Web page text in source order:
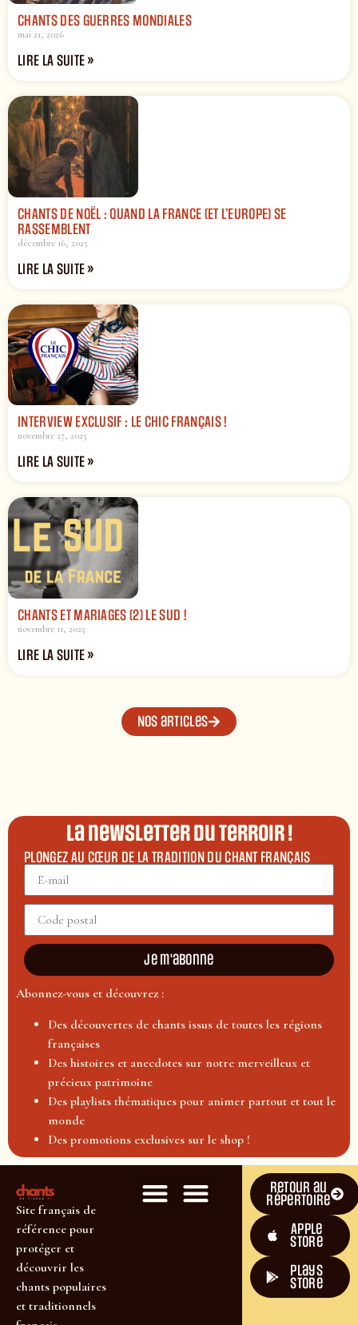
CHANTS DES GUERRES MONDIALES
mai 21, 2026
LIRE LA SUITE »
CHANTS DE NOËL : QUAND LA FRANCE (ET L’EUROPE) SE
RASSEMBLENT
décembre 16, 2025
LIRE LA SUITE »
INTERVIEW EXCLUSIF : LE CHIC FRANÇAIS !
novembre 27, 2025
LIRE LA SUITE »
CHANTS ET MARIAGES (2) LE SUD !
novembre 11, 2025
LIRE LA SUITE »
Nos articles
La newsletter du terroir !
PLONGEZ AU CŒUR DE LA TRADITION DU CHANT FRANÇAIS
Je m'abonne
Abonnez-vous et découvrez :
Des découvertes de chants issus de toutes les régions
françaises
Des histoires et anecdotes sur notre merveilleux et
précieux patrimoine
Des playlists thématiques pour animer partout et tout le
monde
Des promotions exclusives sur le shop !
Site français de
référence pour
protéger et
découvrir les
chants populaires
et traditionnels
Retour au
répertoire
Apple
Store
plays
store